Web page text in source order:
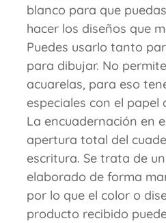
blanco para que
hacer los diseños que
Puedes usarlo tanto
para dibujar. No
acuarelas, para eso
especiales con el papel
La encuadernación en
apertura total del
escritura. Se trata de
elaborado de forma
por lo que el color o
producto recibido